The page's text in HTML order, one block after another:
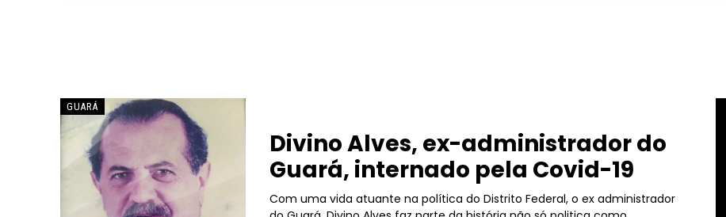
GUARÁ
Divino Alves, ex-administrador do
Guará, internado pela Covid-19
Com uma vida atuante na política do Distrito Federal, o ex administrador